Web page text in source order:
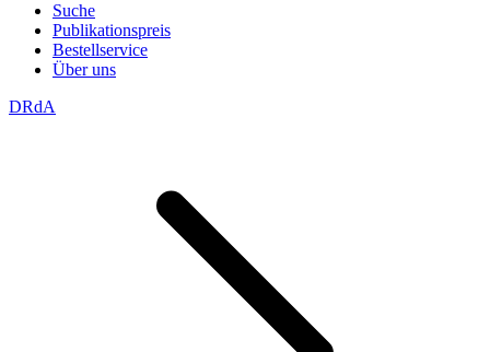
Suche
Publikationspreis
Bestellservice
Über uns
DRdA